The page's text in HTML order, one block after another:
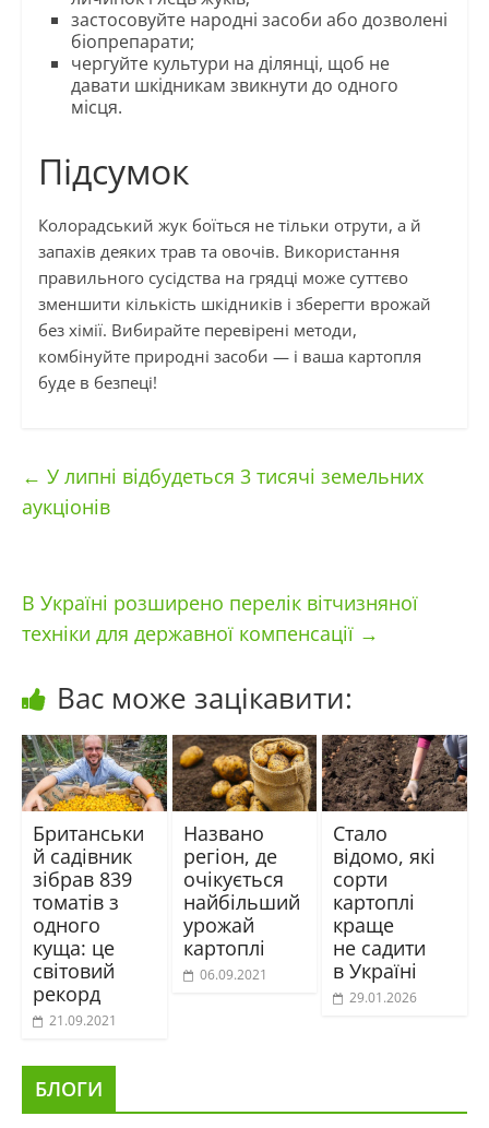
застосовуйте народні засоби або дозволені
біопрепарати;
чергуйте культури на ділянці, щоб не
давати шкідникам звикнути до одного
місця.
Підсумок
Колорадський жук боїться не тільки отрути, а й
запахів деяких трав та овочів. Використання
правильного сусідства на грядці може суттєво
зменшити кількість шкідників і зберегти врожай
без хімії. Вибирайте перевірені методи,
комбінуйте природні засоби — і ваша картопля
буде в безпеці!
← У липні відбудеться 3 тисячі земельних
аукціонів
В Україні розширено перелік вітчизняної
техніки для державної компенсації →
Вас може зацікавити:
Британськи
й садівник
зібрав 839
томатів з
одного
куща: це
світовий
рекорд
21.09.2021
Названо
регіон, де
очікується
найбільший
урожай
картоплі
06.09.2021
Стало
відомо, які
сорти
картоплі
краще
не садити
в Україні
29.01.2026
БЛОГИ